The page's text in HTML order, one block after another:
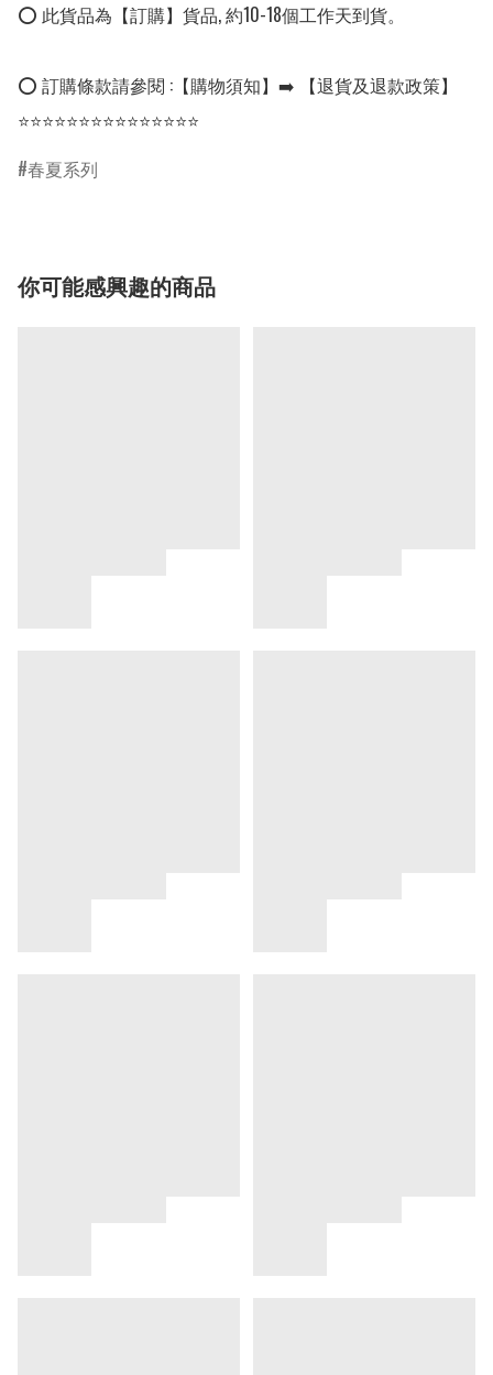
⭕ 此貨品為【訂購】貨品, 約10-18個工作天到貨。
⭕ 訂購條款請參閱 :【購物須知】➡️ 【退貨及退款政策】
⭐⭐⭐⭐⭐⭐⭐⭐⭐⭐⭐⭐⭐⭐⭐
春夏系列
你可能感興趣的商品